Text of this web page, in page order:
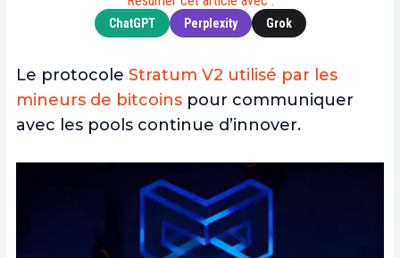
ChatGPT Perplexity Grok
Le protocole Stratum V2 utilisé par les
mineurs de bitcoins pour communiquer
avec les pools continue d’innover.